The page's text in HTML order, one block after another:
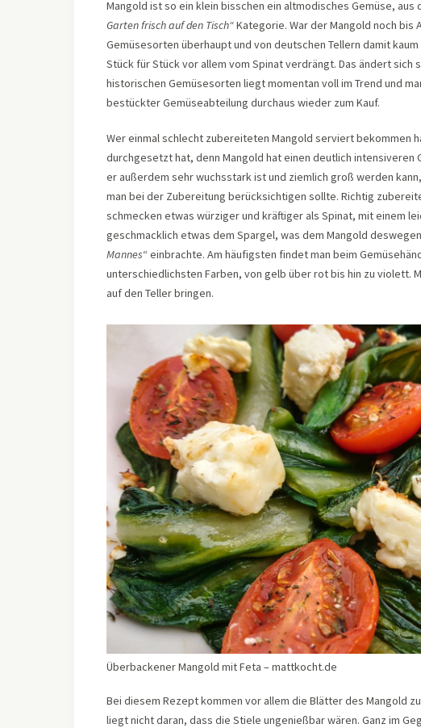
Mangold ist so ein klein bisschen ein altmodisches Gemüse, aus
Garten frisch auf den Tisch“Kategorie. War der Mangold noch
Gemüsesorten überhaupt und von deutschen Tellern damit
Stück für Stück vor allem vom Spinat verdrängt. Das ändert sich
historischen Gemüsesorten liegt momentan voll im Trend und
bestückter Gemüseabteilung durchaus wieder zum Kauf.
Wer einmal schlecht zubereiteten Mangold serviert bekommen
durchgesetzt hat, denn Mangold hat einen deutlich intensiveren
er außerdem sehr wuchsstark ist und ziemlich groß werden
man bei der Zubereitung berücksichtigen sollte. Richtig
schmecken etwas würziger und kräftiger als Spinat, mit einem
geschmacklich etwas dem Spargel, was dem Mangold
Mannes“ einbrachte. Am häufigsten findet man beim
unterschiedlichsten Farben, von gelb über rot bis hin zu violett.
auf den Teller bringen.
Überbackener Mangold mit Feta – mattkocht.de
Bei diesem Rezept kommen vor allem die Blätter des Mangold
liegt nicht daran, dass die Stiele ungenießbar wären. Ganz im